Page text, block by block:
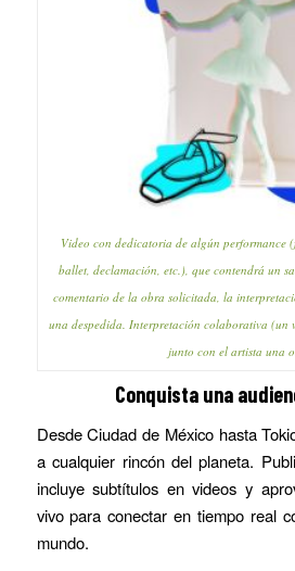
Video con dedicatoria de algún performance
ballet, declamación, etc.), que contendrá un
comentario de la obra solicitada, la
una despedida. Interpretación colaborativa (un
junto con el artista una
Conquista una
Desde Ciudad de México hasta
a cualquier rincón del planeta.
incluye subtítulos en videos y
vivo para conectar en tiempo real
mundo.